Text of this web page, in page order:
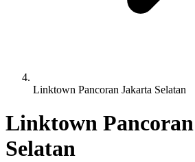
Linktown Pancoran Jakarta Selatan
Linktown
Selatan